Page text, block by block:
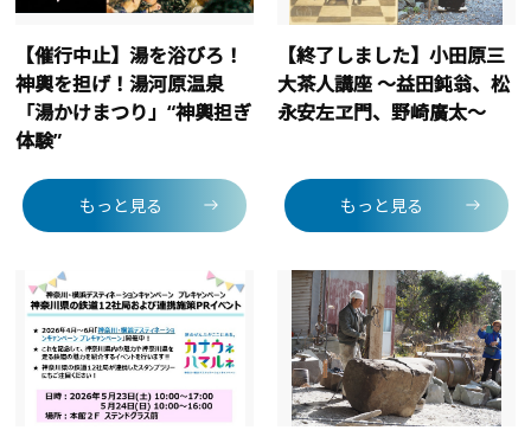
【催行中止】湯を浴びろ！
神輿を担げ！湯河原温泉
「湯かけまつり」“神輿担ぎ
体験”
もっと見る
【終了しました】小田原三
大茶人講座 ～益田鈍翁、松
永安左ヱ門、野崎廣太～
もっと見る